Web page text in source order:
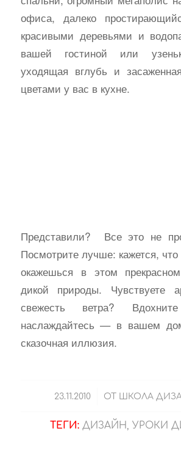
офиса, далеко
красивыми деревьями и
вашей гостиной или
уходящая вглубь и
цветами у вас в кухне.
Представили? Все это не
Посмотрите лучше: кажется,
окажешься в этом
дикой природы. Чувствуете
свежесть ветра?
наслаждайтесь — в вашем
сказочная иллюзия.
23.11.2010
/ ОТ ШКОЛА
ТЕГИ: ДИЗАЙН,УРОКИ